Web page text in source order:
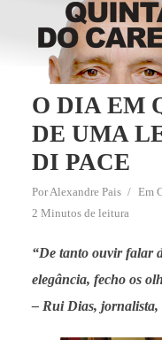
O DIA EM
DE UMA
DI PACE
PorAlexandre Pais Em
2 Minutos de leitura
“De tanto ouvir falar
elegância, fecho os
– Rui Dias, jornalista,